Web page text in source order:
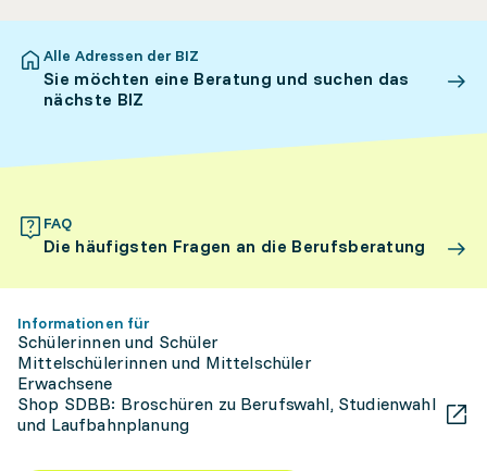
Alle Adressen der BIZ
Sie möchten eine Beratung und suchen das
nächste BIZ
FAQ
Die häufigsten Fragen an die Berufsberatung
Informationen für
Schülerinnen und Schüler
Mittelschülerinnen und Mittelschüler
Erwachsene
Shop SDBB: Broschüren zu Berufswahl, Studienwahl
und Laufbahnplanung